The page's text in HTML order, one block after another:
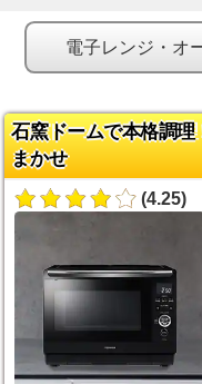
電子レンジ・オ
石窯ドームで本格調
まかせ
(4.25)